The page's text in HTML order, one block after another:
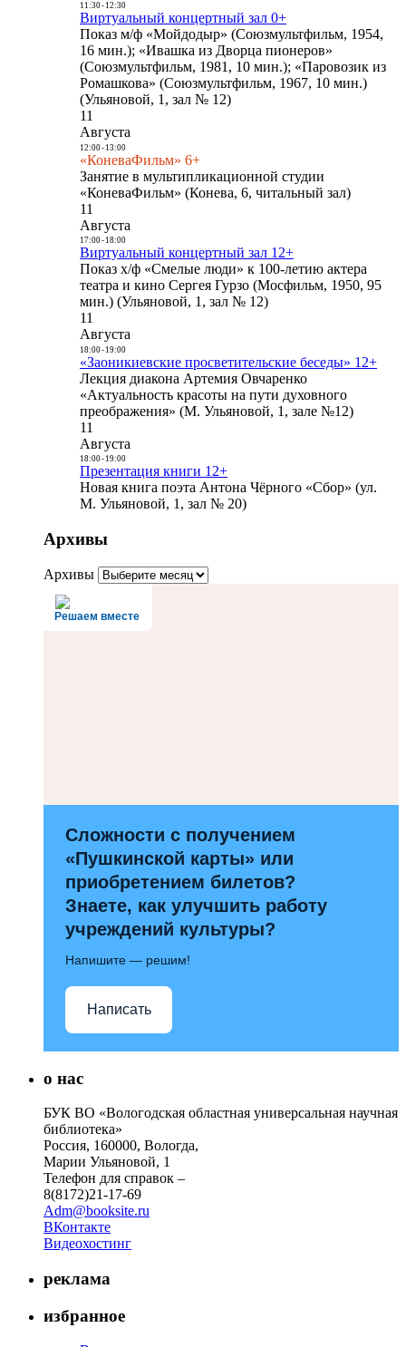
11:30- 12:30
Виртуальный концертный зал 0+
Показ м/ф «Мойдодыр» (Союзмультфильм, 1954,
16 мин.); «Ивашка из Дворца пионеров»
(Союзмультфильм, 1981, 10 мин.); «Паровозик из
Ромашкова» (Союзмультфильм, 1967, 10 мин.)
(Ульяновой, 1, зал № 12)
11
Августа
12:00- 13:00
«КоневаФильм» 6+
Занятие в мультипликационной студии
«КоневаФильм» (Конева, 6, читальный зал)
11
Августа
17:00- 18:00
Виртуальный концертный зал 12+
Показ х/ф «Смелые люди» к 100-летию актера
театра и кино Сергея Гурзо (Мосфильм, 1950, 95
мин.) (Ульяновой, 1, зал № 12)
11
Августа
18:00- 19:00
«Заоникиевские просветительские беседы» 12+
Лекция диакона Артемия Овчаренко
«Актуальность красоты на пути духовного
преображения» (М. Ульяновой, 1, зале №12)
11
Августа
18:00- 19:00
Презентация книги 12+
Новая книга поэта Антона Чёрного «Сбор» (ул.
М. Ульяновой, 1, зал № 20)
Архивы
Архивы
Решаем вместе
Сложности с получением
«Пушкинской карты» или
приобретением билетов?
Знаете, как улучшить работу
учреждений культуры?
Напишите — решим!
Написать
о нас
БУК ВО «Вологодская областная универсальная научная
библиотека»
Россия, 160000, Вологда,
Марии Ульяновой, 1
Телефон для справок –
8(8172)21-17-69
Adm@booksite.ru
ВКонтакте
Видеохостинг
реклама
избранное